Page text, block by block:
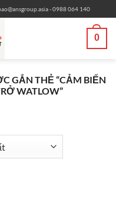
- 0988 064 140
0
GẮN THẺ “CẢM BIẾN
WATLOW”